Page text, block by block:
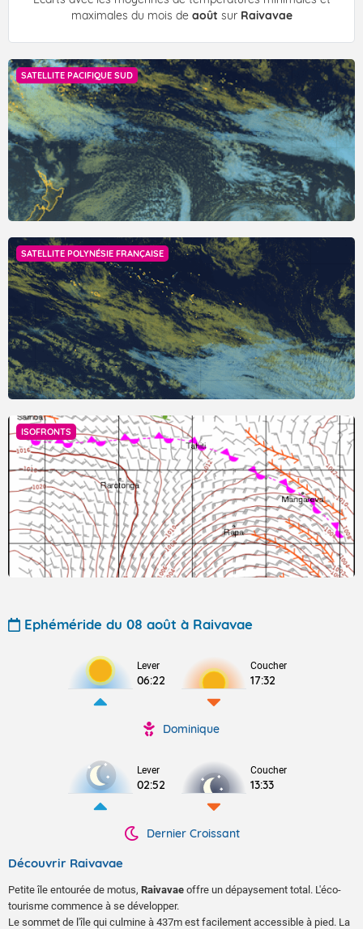
maximales du mois de août sur Raivavae
SATELLITE PACIFIQUE SUD
SATELLITE POLYNÉSIE FRANÇAISE
ISOFRONTS
Ephéméride du 08 août à Raivavae
Lever
06:22
Coucher
17:32
Dominique
Lever
02:52
Coucher
13:33
Dernier Croissant
Découvrir Raivavae
Petite île entourée de motus, Raivavae offre un dépaysement total. L'éco-
tourisme commence à se développer.
Le sommet de l'île qui culmine à 437m est facilement accessible à pied. La